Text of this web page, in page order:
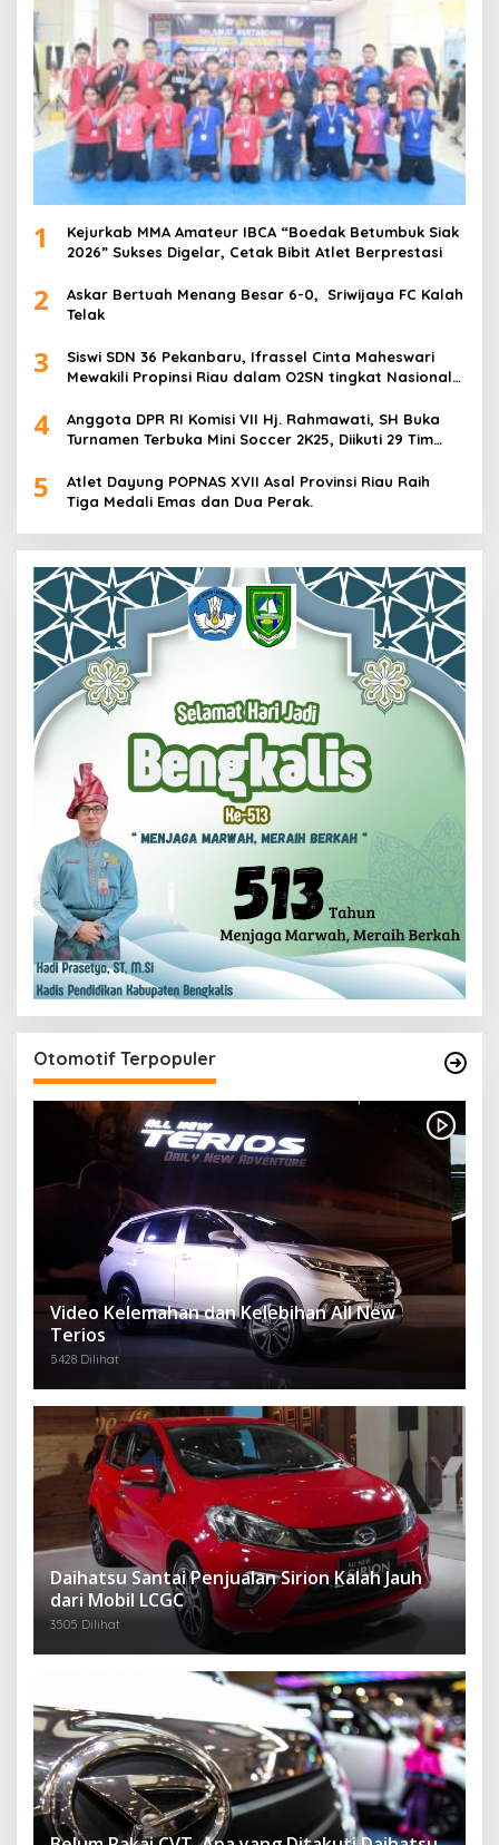
1
Kejurkab MMA Amateur IBCA “Boedak Betumbuk Siak
2026” Sukses Digelar, Cetak Bibit Atlet Berprestasi
2
Askar Bertuah Menang Besar 6-0, Sriwijaya FC Kalah
Telak
3
Siswi SDN 36 Pekanbaru, Ifrassel Cinta Maheswari
Mewakili Propinsi Riau dalam O2SN tingkat Nasional
4
Anggota DPR RI Komisi VII Hj. Rahmawati, SH Buka
Turnamen Terbuka Mini Soccer 2K25, Diikuti 29 Tim
5
Atlet Dayung POPNAS XVII Asal Provinsi Riau Raih
Tiga Medali Emas dan Dua Perak.
Otomotif Terpopuler
Video Kelemahan dan Kelebihan All New
Terios
5428 Dilihat
Daihatsu Santai Penjualan Sirion Kalah Jauh
dari Mobil LCGC
3505 Dilihat